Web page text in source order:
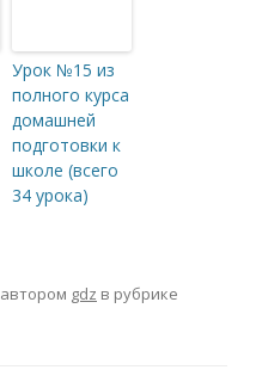
Урок №15 из
полного курса
домашней
подготовки к
школе (всего
34 урока)
автором gdz в рубрике